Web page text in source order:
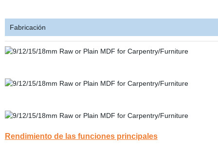
Fabricación
Rendimiento de las funciones principales